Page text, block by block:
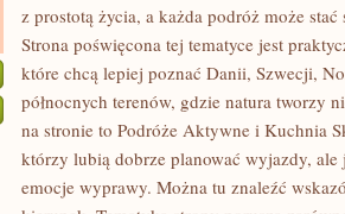
LEGENDY
MITOLOGIA
z prostotą życia, a każda podróż może
Strona poświęcona tej tematyce jest
które chcą lepiej poznać Danii, Szwecji,
północnych terenów, gdzie natura tworzy
na stronie to Podróże Aktywne i Kuchnia
którzy lubią dobrze planować wyjazdy, ale
emocje wyprawy. Można tu znaleźć